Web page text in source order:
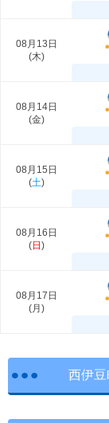
08月13日
(木)
08月14日
(金)
08月15日
(土)
08月16日
(日 )
08月17日
(月 )
西伊